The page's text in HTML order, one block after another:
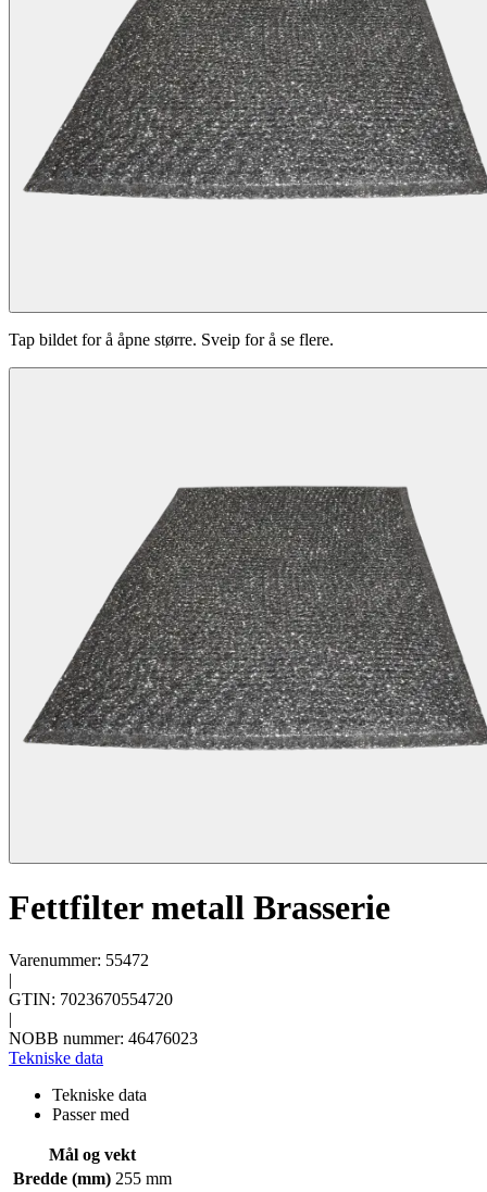
Tap bildet for å åpne større. Sveip for å se flere.
Fettfilter metall Brasserie
Varenummer: 55472
|
GTIN: 7023670554720
|
NOBB nummer: 46476023
Tekniske data
Tekniske data
Passer med
Mål og vekt
Bredde (mm) 255 mm